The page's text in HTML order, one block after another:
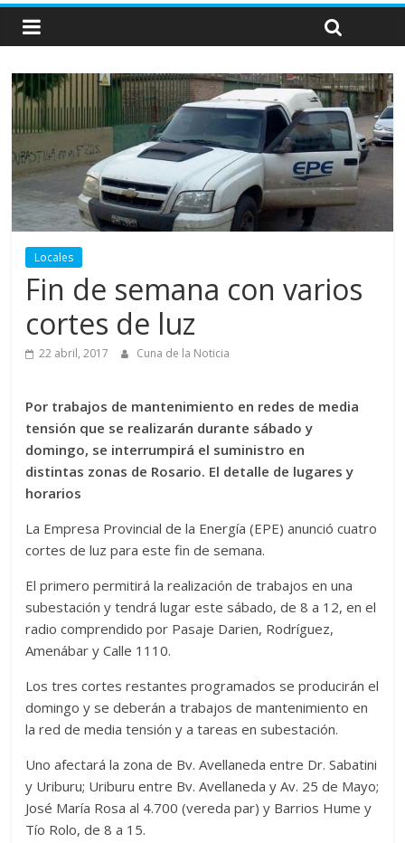
Locales
Fin de semana con varios
cortes de luz
22 abril, 2017 Cuna de la Noticia
Por trabajos de mantenimiento en redes de media
tensión que se realizarán durante sábado y
domingo, se interrumpirá el suministro en
distintas zonas de Rosario. El detalle de lugares y
horarios
La Empresa Provincial de la Energía (EPE) anunció cuatro
cortes de luz para este fin de semana.
El primero permitirá la realización de trabajos en una
subestación y tendrá lugar este sábado, de 8 a 12, en el
radio comprendido por Pasaje Darien, Rodríguez,
Amenábar y Calle 1110.
Los tres cortes restantes programados se producirán el
domingo y se deberán a trabajos de mantenimiento en
la red de media tensión y a tareas en subestación.
Uno afectará la zona de Bv. Avellaneda entre Dr. Sabatini
y Uriburu; Uriburu entre Bv. Avellaneda y Av. 25 de Mayo;
José María Rosa al 4.700 (vereda par) y Barrios Hume y
Tío Rolo, de 8 a 15.